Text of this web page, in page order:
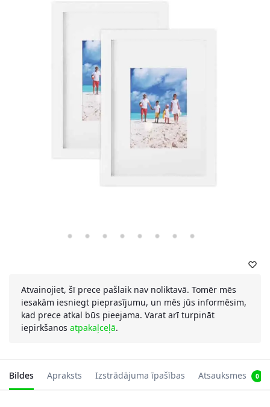
Atvainojiet, šī prece pašlaik nav noliktavā. Tomēr mēs
iesakām iesniegt pieprasījumu, un mēs jūs informēsim,
kad prece atkal būs pieejama. Varat arī turpināt
iepirkšanos atpakaļceļā.
Bildes Apraksts Izstrādājuma īpašības Atsauksmes 0